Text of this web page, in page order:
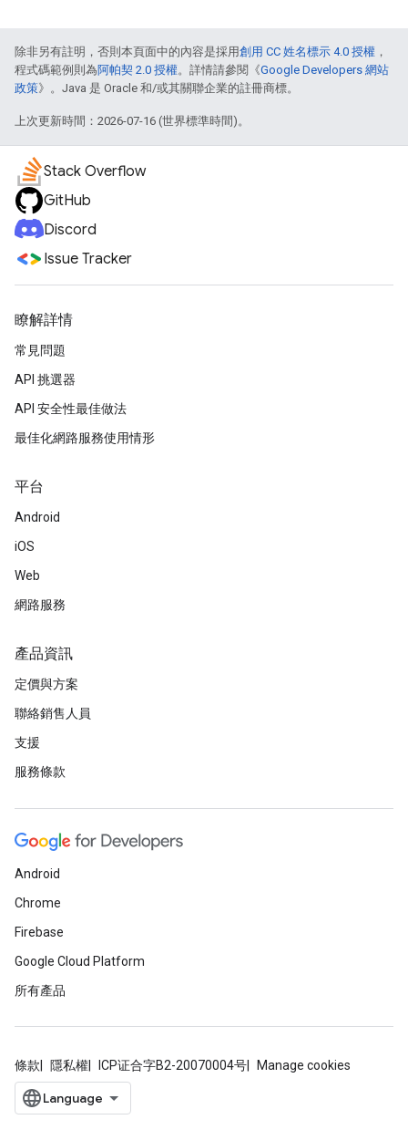
除非另有註明，否則本頁面中的內容是採用創用 CC 姓名標示 4.0 授權 ，
程式碼範例則為阿帕契 2.0 授權。詳情請參閱《Google Developers 網站
政策》。Java 是 Oracle 和/或其關聯企業的註冊商標。
上次更新時間：2026-07-16 (世界標準時間)。
Stack Overflow
GitHub
Discord
Issue Tracker
瞭解詳情
常見問題
API 挑選器
API 安全性最佳做法
最佳化網路服務使用情形
平台
Android
iOS
Web
網路服務
產品資訊
定價與方案
聯絡銷售人員
支援
服務條款
Android
Chrome
Firebase
Google Cloud Platform
所有產品
條款 隱私權 ICP证合字B2-20070004号 Manage cookies